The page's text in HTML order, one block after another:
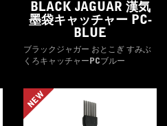
BLACK JAGUAR 漢気
墨袋キャッチャー PC-
BLUE
ブラックジャガー おとこぎ すみぶ
くろキャッチャーPCブルー
NEW